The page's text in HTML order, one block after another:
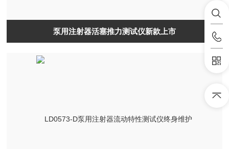
泵用注射器活塞推力测试仪新款上市